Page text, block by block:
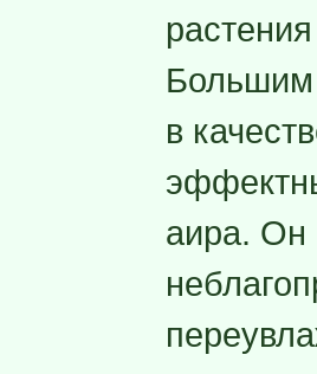
Большим
в
аира. Он